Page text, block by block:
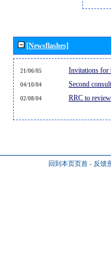
[Newsflashes]
21/06/05 Invitations for
04/10/04 Second
02/08/04 RRC to
回到本页页首 - 反馈